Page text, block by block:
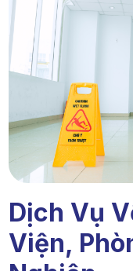
Dịch Vụ
Viện,